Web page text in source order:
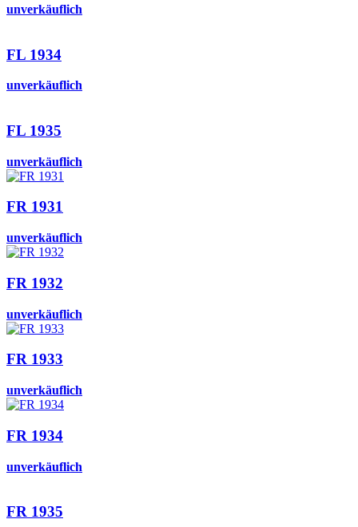
unverkäuflich
FL 1934
unverkäuflich
FL 1935
unverkäuflich
FR 1931
unverkäuflich
FR 1932
unverkäuflich
FR 1933
unverkäuflich
FR 1934
unverkäuflich
FR 1935